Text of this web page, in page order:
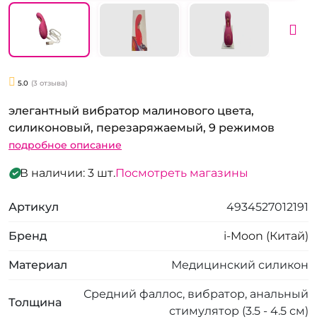
5.0 (3 отзыва)
элегантный вибратор малинового цвета,
силиконовый, перезаряжаемый, 9 режимов
подробное описание
В наличии: 3 шт.Посмотреть магазины
Артикул 4934527012191
Бренд i-Moon (Китай)
Материал Медицинский силикон
Толщина
Средний фаллос, вибратор, анальный
стимулятор (3.5 - 4.5 см)